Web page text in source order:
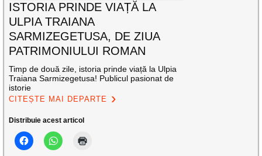
ISTORIA PRINDE VIAȚĂ LA
ULPIA TRAIANA
SARMIZEGETUSA, DE ZIUA
PATRIMONIULUI ROMAN
Timp de două zile, istoria prinde viață la Ulpia
Traiana Sarmizegetusa! Publicul pasionat de
istorie
CITEȘTE MAI DEPARTE
Distribuie acest articol